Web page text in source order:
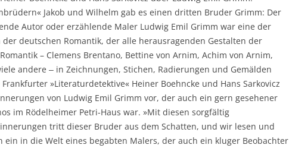
Jakob und Wilhelm gab es einen dritten Bruder Grimm: Der
Autor oder erzählende Maler Ludwig Emil Grimm war eine der
deutschen Romantik, der alle herausragenden Gestalten der
– Clemens Brentano, Bettine von Arnim, Achim von Arnim,
andere ‒ in Zeichnungen, Stichen, Radierungen und Gemälden
»Literaturdetektive« Heiner Boehncke und Hans Sarkovicz
von Ludwig Emil Grimm vor, der auch ein gern gesehener
im Rödelheimer Petri-Haus war. »Mit diesen sorgfältig
tritt dieser Bruder aus dem Schatten, und wir lesen und
ein in die Welt eines begabten Malers, der auch ein kluger Beobachter